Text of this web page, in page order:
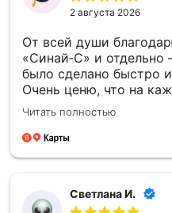
2 августа 2026
От всей души
«Синай‑С» и
было сделано быстро
Очень ценю, что на
фото- и видеоотчёты —
и спокойствие.
успели установить
«Синай‑С» за
проделанную работу! 🙏
Читать полностью
Светлана И.